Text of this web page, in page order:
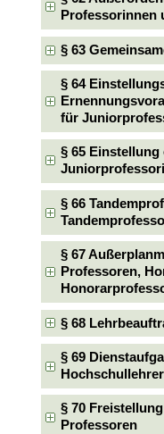
Professorinnen
§ 63
§ 64
für
§ 65
§ 66
§ 67
Professoren,
§ 68
§ 69
Hochschullehrer
§ 70
Professoren